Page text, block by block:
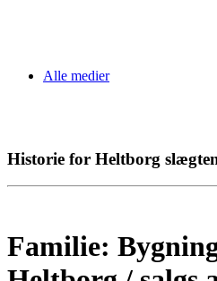
Alle medier
Historie for Heltborg
Familie: